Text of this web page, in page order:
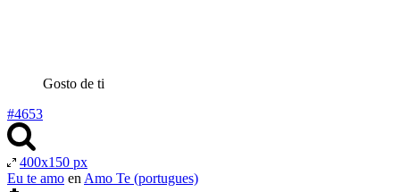
Gosto de ti
#4653
400x150 px
Eu te amo en Amo Te (portugues)